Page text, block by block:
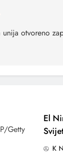
unija otvoreno
El
K